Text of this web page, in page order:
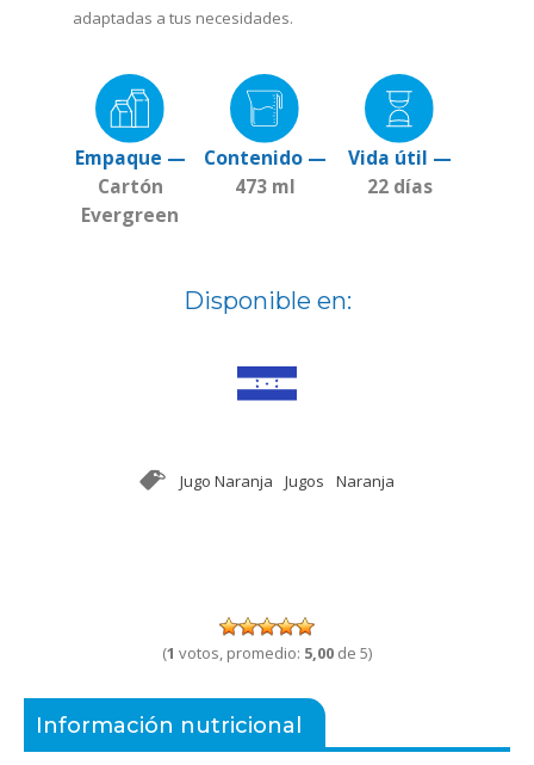
adaptadas a tus necesidades.
Empaque —
Cartón
Evergreen
Contenido —
473 ml
Vida útil —
22 días
Disponible en:
Jugo Naranja Jugos Naranja
(1 votos, promedio: 5,00 de 5)
Información nutricional